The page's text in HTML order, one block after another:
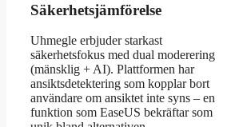
Säkerhetsjämförelse
Uhmegle erbjuder starkast
säkerhetsfokus med dual moderering
(mänsklig + AI). Plattformen har
ansiktsdetektering som kopplar bort
användare om ansiktet inte syns – en
funktion som EaseUS bekräftar som